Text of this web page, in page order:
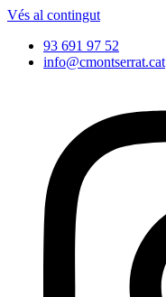
Vés al contingut
93 691 97 52
info@cmontserrat.cat